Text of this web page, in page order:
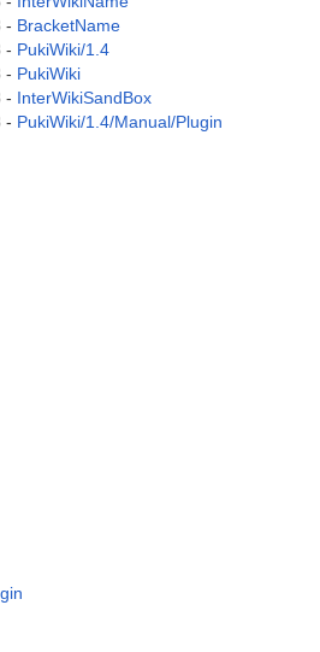
- BracketName
- PukiWiki/1.4
- PukiWiki
- InterWikiSandBox
- PukiWiki/1.4/Manual/Plugin